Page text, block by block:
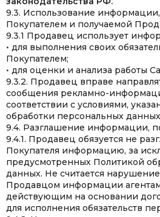
9.3. Использование
Покупателем и получаемой
9.3.1 Продавец использует
• для выполнения своих
Покупателем;
• для оценки и анализа работы
9.3.2. Продавец вправе
сообщения рекламно-
соответствии с условиями,
обработки персональных
9.4. Разглашение информации,
9.4.1. Продавец обязуется не
Покупателя информацию, за
предусмотренных Политикой
данных. Не считается
Продавцом информации
действующим на основании
для исполнения обязательств